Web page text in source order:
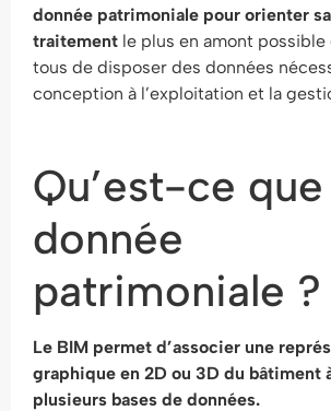
donnée patrimoniale pour orienter
traitement le plus en amont
tous de disposer des données
conception à l’exploitation et la
Qu’est-ce que
donnée
patrimoniale ?
Le BIM permet d’associer une
graphique en 2D ou 3D du bâtiment
plusieurs bases de données.